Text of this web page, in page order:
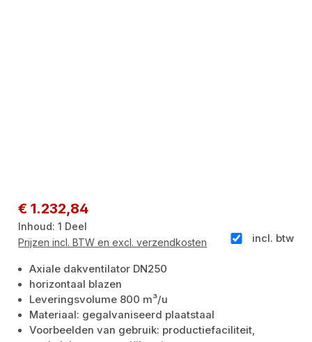
Normale prijs:
€ 1.232,84
Inhoud:1 Deel
incl. btw
Prijzen incl. BTW en excl. verzendkosten
Axiale dakventilator DN250
horizontaal blazen
Leveringsvolume 800 m³/u
Materiaal: gegalvaniseerd plaatstaal
Voorbeelden van gebruik: productiefaciliteit,